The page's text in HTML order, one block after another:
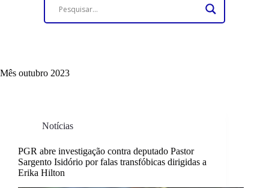
Mês outubro 2023
Notícias
PGR abre investigação contra deputado Pastor
Sargento Isidório por falas transfóbicas dirigidas a
Erika Hilton